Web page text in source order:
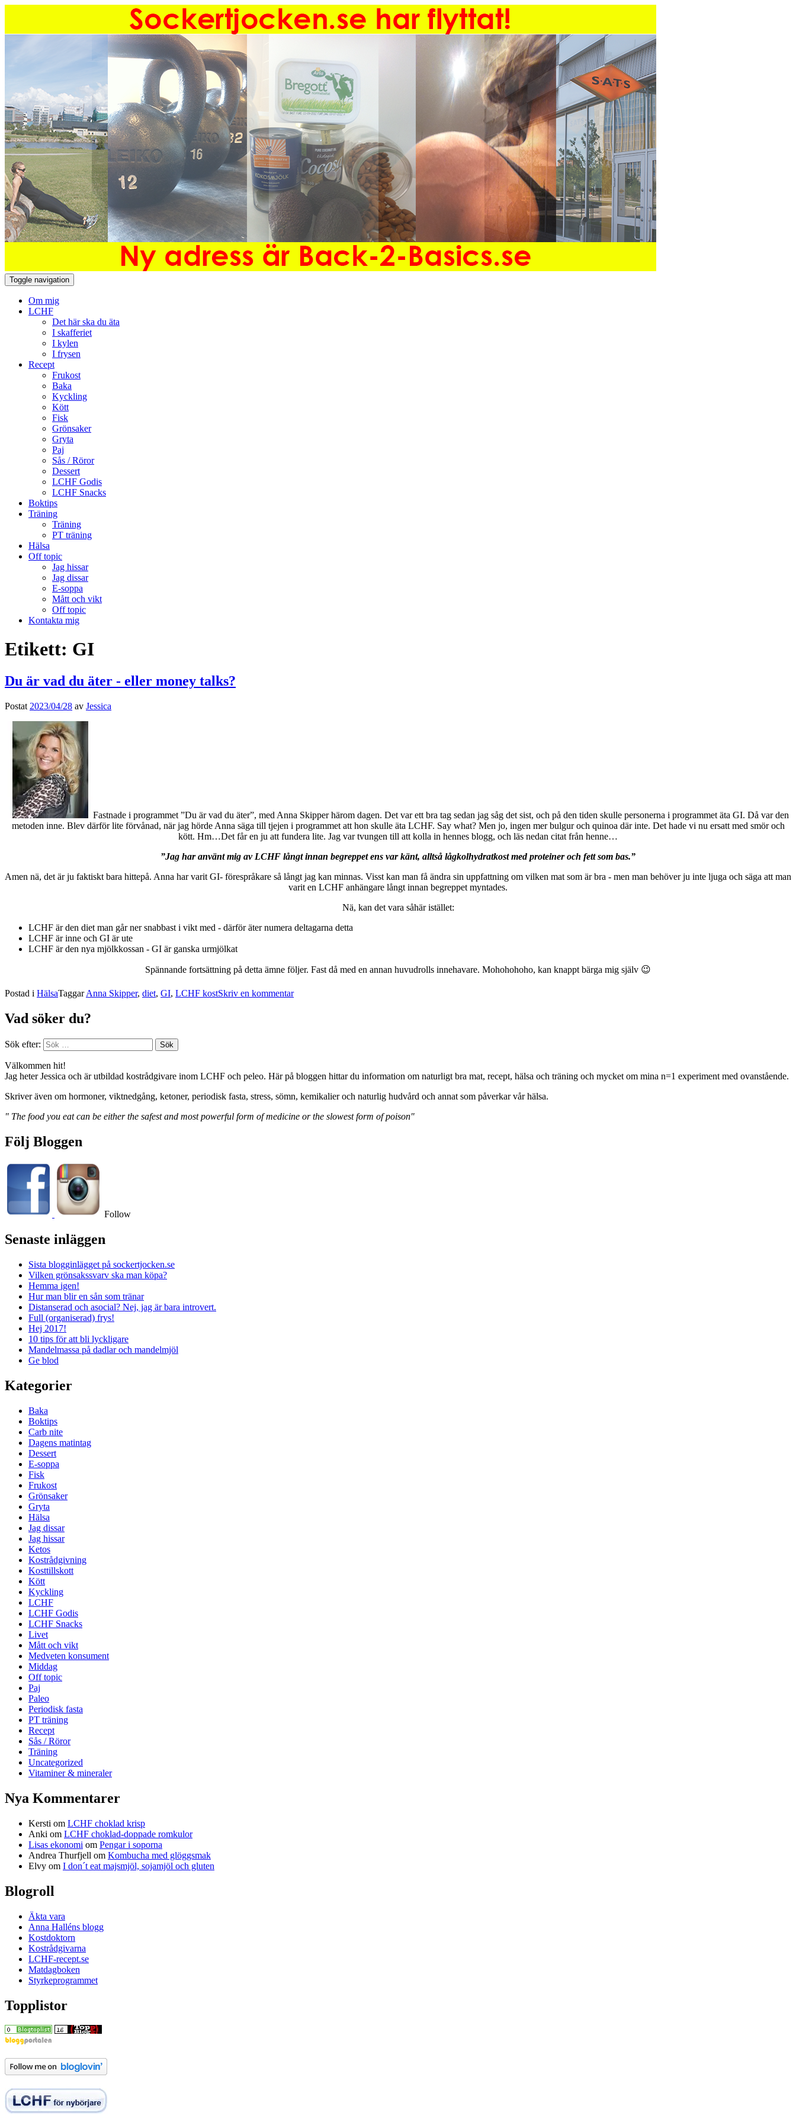
Toggle navigation
Om mig
LCHF
Det här ska du äta
I skafferiet
I kylen
I frysen
Recept
Frukost
Baka
Kyckling
Kött
Fisk
Grönsaker
Gryta
Paj
Sås / Röror
Dessert
LCHF Godis
LCHF Snacks
Boktips
Träning
Träning
PT träning
Hälsa
Off topic
Jag hissar
Jag dissar
E-soppa
Mått och vikt
Off topic
Kontakta mig
Etikett: GI
Du är vad du äter - eller money talks?
Postat 2023/04/28 av Jessica
Fastnade i programmet ”Du är vad du äter”, med Anna Skipper härom dagen. Det var ett bra tag sedan jag såg det sist, och på den tiden skulle personerna i programmet äta GI. Då var den
metoden inne. Blev därför lite förvånad, när jag hörde Anna säga till tjejen i programmet att hon skulle äta LCHF. Say what? Men jo, ingen mer bulgur och quinoa där inte. Det hade vi nu ersatt med smör och
kött. Hm…Det får en ju att fundera lite. Jag var tvungen till att kolla in hennes blogg, och läs nedan citat från henne…
”Jag har använt mig av LCHF långt innan begreppet ens var känt, alltså lågkolhydratkost med proteiner och fett som bas.”
Amen nä, det är ju faktiskt bara hittepå. Anna har varit GI- förespråkare så långt jag kan minnas. Visst kan man få ändra sin uppfattning om vilken mat som är bra - men man behöver ju inte ljuga och säga att man
varit en LCHF anhängare långt innan begreppet myntades.
Nä, kan det vara såhär istället:
LCHF är den diet man går ner snabbast i vikt med - därför äter numera deltagarna detta
LCHF är inne och GI är ute
LCHF är den nya mjölkkossan - GI är ganska urmjölkat
Spännande fortsättning på detta ämne följer. Fast då med en annan huvudrolls innehavare. Mohohohoho, kan knappt bärga mig själv 😉
Postad i HälsaTaggarAnna Skipper, diet, GI, LCHF kostSkriv en kommentar
Vad söker du?
Sök efter:
Välkommen hit!
Jag heter Jessica och är utbildad kostrådgivare inom LCHF och peleo. Här på bloggen hittar du information om naturligt bra mat, recept, hälsa och träning och mycket om mina n=1 experiment med ovanstående.
Skriver även om hormoner, viktnedgång, ketoner, periodisk fasta, stress, sömn, kemikalier och naturlig hudvård och annat som påverkar vår hälsa.
" The food you eat can be either the safest and most powerful form of medicine or the slowest form of poison"
Följ Bloggen
Follow
Senaste inläggen
Sista blogginlägget på sockertjocken.se
Vilken grönsakssvarv ska man köpa?
Hemma igen!
Hur man blir en sån som tränar
Distanserad och asocial? Nej, jag är bara introvert.
Full (organiserad) frys!
Hej 2017!
10 tips för att bli lyckligare
Mandelmassa på dadlar och mandelmjöl
Ge blod
Kategorier
Baka
Boktips
Carb nite
Dagens matintag
Dessert
E-soppa
Fisk
Frukost
Grönsaker
Gryta
Hälsa
Jag dissar
Jag hissar
Ketos
Kostrådgivning
Kosttillskott
Kött
Kyckling
LCHF
LCHF Godis
LCHF Snacks
Livet
Mått och vikt
Medveten konsument
Middag
Off topic
Paj
Paleo
Periodisk fasta
PT träning
Recept
Sås / Röror
Träning
Uncategorized
Vitaminer & mineraler
Nya Kommentarer
Kersti om LCHF choklad krisp
Anki om LCHF choklad-doppade romkulor
Lisas ekonomi om Pengar i soporna
Andrea Thurfjell om Kombucha med glöggsmak
Elvy om I don´t eat majsmjöl, sojamjöl och gluten
Blogroll
Äkta vara
Anna Halléns blogg
Kostdoktorn
Kostrådgivarna
LCHF-recept.se
Matdagboken
Styrkeprogrammet
Topplistor